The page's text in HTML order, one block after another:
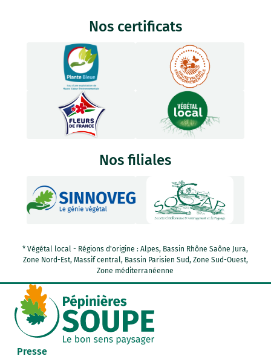
Nos certificats
Nos filiales
* Végétal local - Régions d'origine : Alpes, Bassin Rhône Saône Jura,
Zone Nord-Est, Massif central, Bassin Parisien Sud, Zone Sud-Ouest,
Zone méditerranéenne
Presse